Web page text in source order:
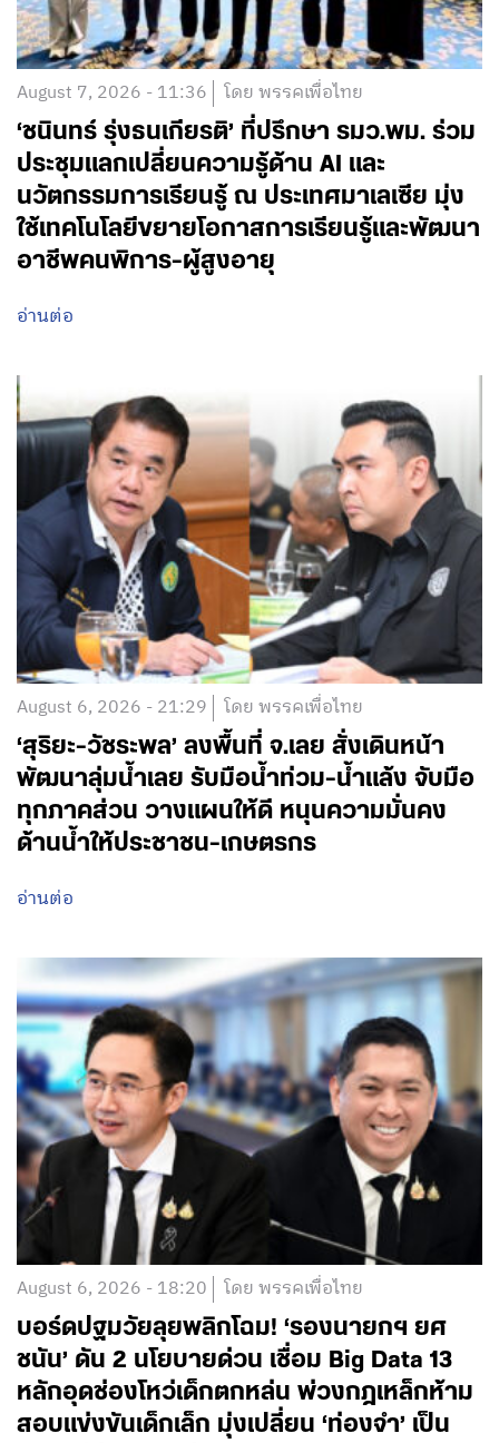
August 7, 2026 - 11:36 โดย พรรคเพื่อไทย
‘ชนินทร์ รุ่งธนเกียรติ’ ที่ปรึกษา รมว.พม. ร่วม
ประชุมแลกเปลี่ยนความรู้ด้าน AI และ
นวัตกรรมการเรียนรู้ ณ ประเทศมาเลเซีย มุ่ง
ใช้เทคโนโลยีขยายโอกาสการเรียนรู้และพัฒนา
อาชีพคนพิการ-ผู้สูงอายุ
อ่านต่อ
August 6, 2026 - 21:29 โดย พรรคเพื่อไทย
‘สุริยะ-วัชระพล’ ลงพื้นที่ จ.เลย สั่งเดินหน้า
พัฒนาลุ่มน้ำเลย รับมือน้ำท่วม-น้ำแล้ง จับมือ
ทุกภาคส่วน วางแผนให้ดี หนุนความมั่นคง
ด้านน้ำให้ประชาชน-เกษตรกร
อ่านต่อ
August 6, 2026 - 18:20 โดย พรรคเพื่อไทย
บอร์ดปฐมวัยลุยพลิกโฉม! ‘รองนายกฯ ยศ
ชนัน’ ดัน 2 นโยบายด่วน เชื่อม Big Data 13
หลักอุดช่องโหว่เด็กตกหล่น พ่วงกฎเหล็กห้าม
สอบแข่งขันเด็กเล็ก มุ่งเปลี่ยน ‘ท่องจำ’ เป็น